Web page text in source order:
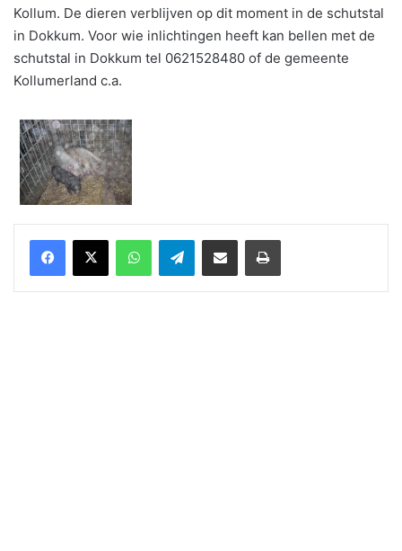
Kollum. De dieren verblijven op dit moment in de schutstal
in Dokkum. Voor wie inlichtingen heeft kan bellen met de
schutstal in Dokkum tel 0621528480 of de gemeente
Kollumerland c.a.
WhatsAppTelegramDelen via Email Print